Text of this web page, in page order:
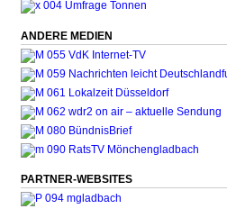
ANDERE MEDIEN
PARTNER-WEBSITES